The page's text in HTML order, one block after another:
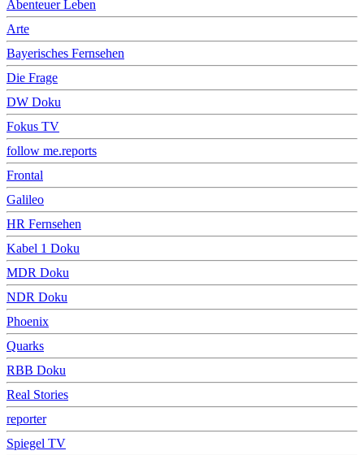
Abenteuer Leben
Arte
Bayerisches Fernsehen
Die Frage
DW Doku
Fokus TV
follow me.reports
Frontal
Galileo
HR Fernsehen
Kabel 1 Doku
MDR Doku
NDR Doku
Phoenix
Quarks
RBB Doku
Real Stories
reporter
Spiegel TV